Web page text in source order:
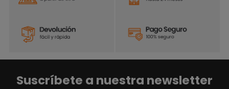
Suscríbete a nuestra newsletter